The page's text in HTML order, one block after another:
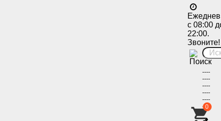
с 08:00
22:00.
Звоните!
----
----
----
----
----
----
0